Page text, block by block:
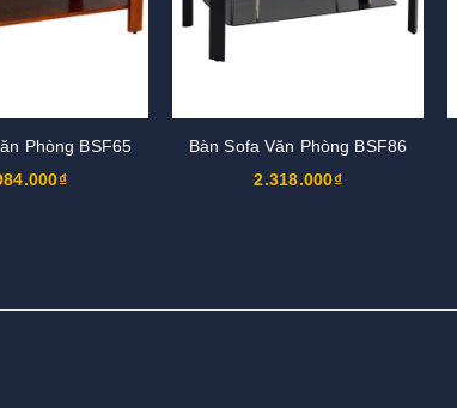
Phòng BSF65
Bàn Sofa Văn Phòng BSF86
2.318.000₫